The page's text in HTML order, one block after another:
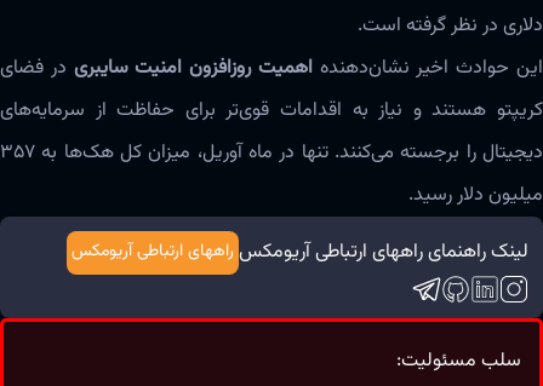
دلاری در نظر گرفته است.
این حوادث اخیر نشان‌دهندهاهمیت روزافزون امنیت سایبری در فضای
کریپتو هستند و نیاز به اقدامات قوی‌تر برای حفاظت از سرمایه‌های
دیجیتال را برجسته می‌کنند. تنها در ماه آوریل، میزان کل هک‌ها به ۳۵۷
میلیون دلار رسید.
لینک راهنمای راههای ارتباطی آریومکس راههای ارتباطی آریومکس
سلب مسئولیت: